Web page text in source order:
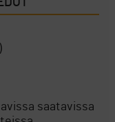
saatavissa